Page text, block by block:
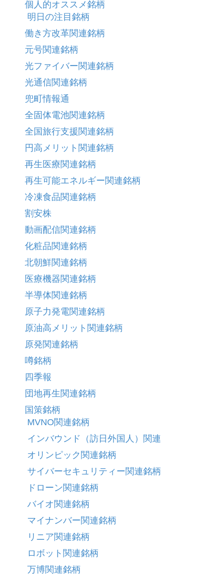
個人的オススメ銘柄
明日の注目銘柄
働き方改革関連銘柄
元号関連銘柄
光ファイバー関連銘柄
光通信関連銘柄
兜町情報通
全固体電池関連銘柄
全国旅行支援関連銘柄
円高メリット関連銘柄
再生医療関連銘柄
再生可能エネルギー関連銘柄
冷凍食品関連銘柄
割安株
動画配信関連銘柄
化粧品関連銘柄
北朝鮮関連銘柄
医療機器関連銘柄
半導体関連銘柄
原子力発電関連銘柄
原油高メリット関連銘柄
原発関連銘柄
噂銘柄
四季報
団地再生関連銘柄
国策銘柄
MVNO関連銘柄
インバウンド（訪日外国人）関連
オリンピック関連銘柄
サイバーセキュリティー関連銘柄
ドローン関連銘柄
バイオ関連銘柄
マイナンバー関連銘柄
リニア関連銘柄
ロボット関連銘柄
万博関連銘柄